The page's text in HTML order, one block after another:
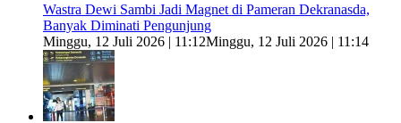
Wastra Dewi Sambi Jadi Magnet di Pameran Dekranasda,
Banyak Diminati Pengunjung
Minggu, 12 Juli 2026 | 11:12Minggu, 12 Juli 2026 | 11:14